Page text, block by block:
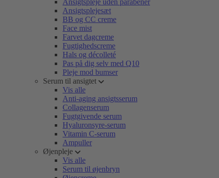
Ansigtspleje uden parabener
Ansigtsplejesæt
BB og CC creme
Face mist
Farvet dagcreme
Fugtighedscreme
Hals og décolleté
Pas på dig selv med Q10
Pleje mod bumser
Serum til ansigtet
Vis alle
Anti-aging ansigtsserum
Collagenserum
Fugtgivende serum
Hyaluronsyre-serum
Vitamin C-serum
Ampuller
Øjenpleje
Vis alle
Serum til øjenbryn